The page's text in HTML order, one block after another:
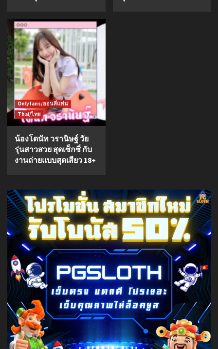
Onlyfans/ออนลี่แฟน
Thai/ไทย
น้องโดนัท วรานิษฐ์ วัย
รุ่นสาวสวย สุดเซ็กซี่ กับ
งานถ่ายแบบสุดเสียว 18+